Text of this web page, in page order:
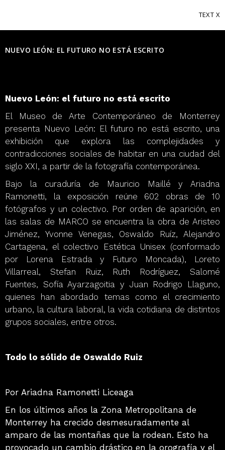
TEXT
NUEVO LEÓN: EL FUTURO NO ESTÁ ESCRITO
Nuevo León: el futuro no está escrito
El Museo de Arte Contemporáneo de Monterrey
presenta Nuevo León: El futuro no está escrito, una
exhibición que explora las complejidades y
contradicciones sociales de habitar en una ciudad del
siglo XXI, a partir de la fotografía contemporánea.
Bajo la curaduría de Mauricio Maillé y Ariadna
Ramonetti, la exposición reúne 602 obras de 10
fotógrafos y un colectivo. Por orden de aparición, en
las salas de MARCO se encuentra la obra de Aristeo
Jiménez, Yvonne Venegas, Oswaldo Ruíz, Alejandro
Cartagena, el colectivo Estética Unisex (conformado
por Lorena Estrada y Futuro Moncada), Loreto
Villarreal, Stefan Ruiz, Ruth Rodríguez, Salomé
Fuentes, Sofía Ayarzagoitia y Juan Rodrigo Llaguno,
quienes han abordado temas como el crecimiento
urbano, la cultura laboral, la vida cotidiana de distintos
grupos sociales, entre otros.
Todo lo sólido de Oswaldo Ruiz
Por Ariadna Ramonetti Liceaga
En los últimos años la Zona Metropolitana de
Monterrey ha crecido desmesuradamente al
amparo de las montañas que la rodean. Esto ha
provocado un cambio drástico en la orografía y el